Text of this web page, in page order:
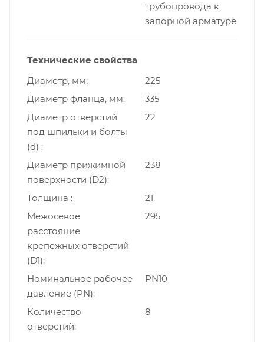
трубопровода к
запорной арматуре
Технические свойства
Диаметр, мм
225
Диаметр фланца, мм
335
Диаметр отверстий
под шпильки и болты
(d)
22
Диаметр прижимной
поверхности (D2)
238
Толщина
21
Межосевое
расстояние
крепежных отверстий
(D1)
295
Номинальное рабочее
давление (PN)
PN10
Количество
отверстий
8